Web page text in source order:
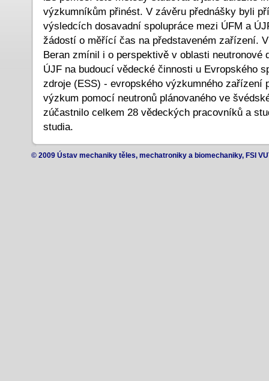
výzkumníkům přinést. V závěru přednášky byli
výsledcích dosavadní spolupráce mezi ÚFM a
žádostí o měřící čas na představeném zařízení.
Beran zmínil i o perspektivě v oblasti neutronové
ÚJF na budoucí vědecké činnosti u Evropského
zdroje (ESS) - evropského výzkumného zařízení
výzkum pomocí neutronů plánovaného ve
zúčastnilo celkem 28 vědeckých pracovníků a
studia.
© 2009 Ústav mechaniky těles, mechatroniky a biomechaniky, FSI